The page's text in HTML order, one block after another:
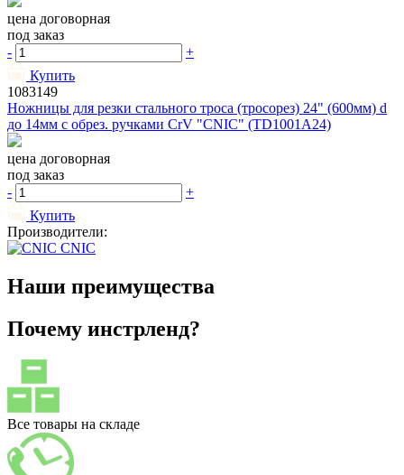
цена договорная
под заказ
-
+
Купить
1083149
Ножницы для резки стального троса (тросорез) 24" (600мм) d
до 14мм с обрез. ручками CrV "CNIC" (TD1001A24)
цена договорная
под заказ
-
+
Купить
Производители:
CNIC
Наши преимущества
Почему инстрленд?
Все товары на складе